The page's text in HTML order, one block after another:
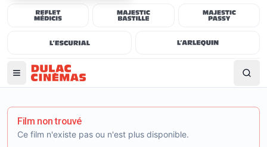
Film non trouvé
Ce film n'existe pas ou n'est plus disponible.